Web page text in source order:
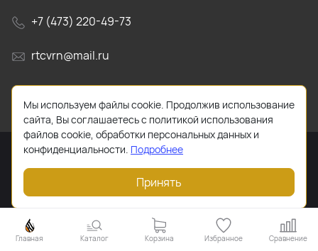
+7 (473) 220-49-73
rtcvrn@mail.ru
г. Воронеж, Ленинский проспект, д. 156н, офис 18/1
2026 © Все права защищены. Работает наReadyScript
Главная Каталог Корзина Избранное Сравнение
Мы используем файлы cookie. Продолжив использование
сайта, Вы соглашаетесь с политикой использования
файлов cookie, обработки персональных данных и
конфиденциальности. Подробнее
Принять